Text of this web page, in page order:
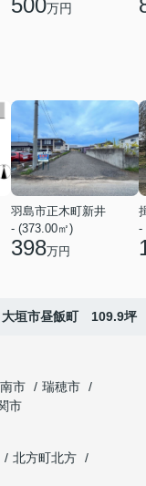
500万円
羽島市正木町新井
- (373.00㎡)
398万円
-
垣市昼飯町 109.9坪
市
瑞穂市
市
北方町北方